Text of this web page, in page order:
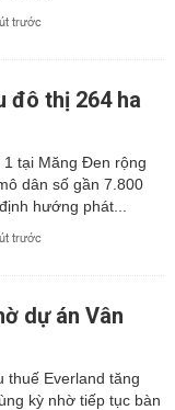
trước
đô thị 264 ha
1 tại Măng Đen rộng
dân số gần 7.800
hướng phát...
trước
dự án Vân
thuế Everland tăng
kỳ nhờ tiếp tục bàn